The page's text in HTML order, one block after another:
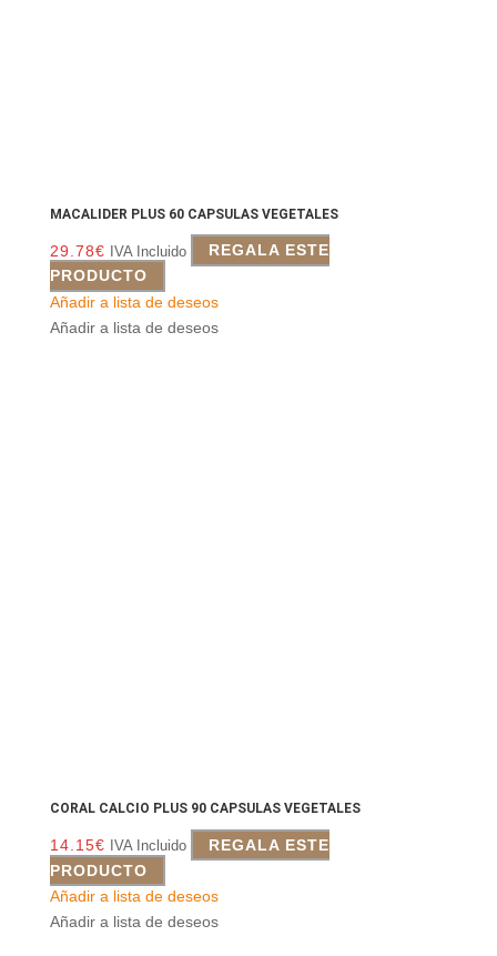
MACALIDER PLUS 60 CAPSULAS VEGETALES
29.78€ IVA Incluido
REGALA ESTE
PRODUCTO
Añadir a lista de deseos
Añadir a lista de deseos
CORAL CALCIO PLUS 90 CAPSULAS VEGETALES
14.15€ IVA Incluido
REGALA ESTE
PRODUCTO
Añadir a lista de deseos
Añadir a lista de deseos